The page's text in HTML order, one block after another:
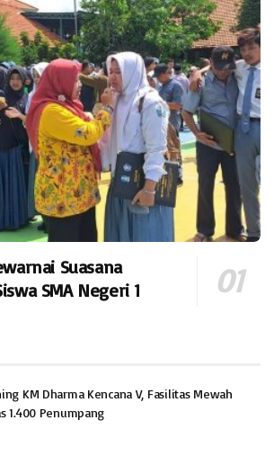
Suasana
SMA Negeri 1
KM Dharma Kencana V, Fasilitas Mewah
1.400 Penumpang